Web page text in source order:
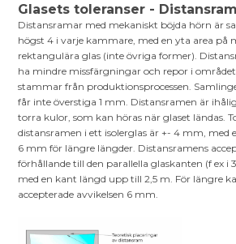
Glasets toleranser -
Distansramar med mekaniskt böjda hörn är
högst 4 i varje kammare, med en yta area på
rektangulära glas (inte övriga former).
ha mindre missfärgningar och repor i
stammar från produktionsprocessen.
får inte överstiga 1 mm. Distansramen är
torra kulor, som kan höras när glaset ländas.
distansramen i ett isolerglas är +- 4 mm, med
6 mm för längre längder. Distansramens
förhållande till den parallella glaskanten (f ex i
med en kant längd upp till 2,5 m. För längre
accepterade avvikelsen 6 mm.